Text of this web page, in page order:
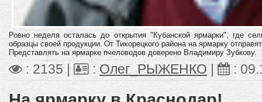
Ровно неделя осталась до открытия "Кубанской ярмарки", где
образцы своей продукции. От Тихорецкого района на ярмарку
Представлять на ярмарке пчеловодов доверено Владимиру Зубкову.
: 2135 | : Олег_РЫЖЕНКО :